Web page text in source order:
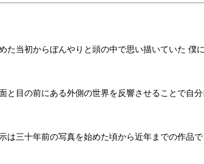
た当初からぼんやりと頭の中で思い描いていた 僕
と目の前にある外側の世界を反響させることで自分
は三十年前の写真を始めた頃から近年までの作品